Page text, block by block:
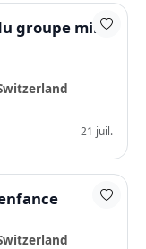
groupe mini
21 juil.